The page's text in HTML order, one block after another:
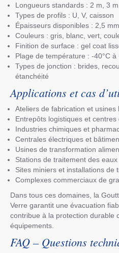
Longueurs standards : 2 m, 3
Types de profils : U, V, caisson
Épaisseurs disponibles : 2,5
Couleurs : gris, blanc, vert,
Finition de surface : gel coat
Plage de température : -40°C à
Types de jonction : brides,
étanchéité
Applications et cas
Ateliers de fabrication et usines
Entrepôts logistiques et centres
Industries chimiques et
Centrales électriques et
Usines de transformation
Stations de traitement des eaux
Sites miniers et installations de
Complexes commerciaux de
Dans tous ces domaines, la
Verre garantit une évacuation
contribue à la protection durable
équipements.
FAQ – Questions